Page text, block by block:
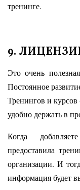
тренинге.
9.
Это очень
Постоянное
Тренингов и
удобно держать в
Когда
предоставила
организации. И
информация будет